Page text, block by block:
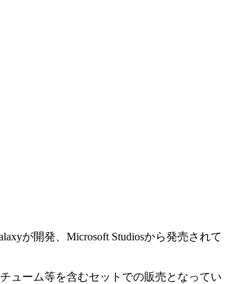
が開発、Microsoft Studiosから発売されて
ューム等を含むセットでの販売となってい